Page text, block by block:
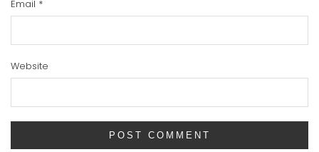
Email *
Website